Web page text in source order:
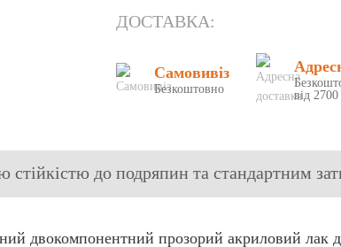
ДОСТАВКА:
Самовивіз
Безкоштовно
від 2700
до подряпин та стандартним
двокомпонентний прозорий акриловий лак